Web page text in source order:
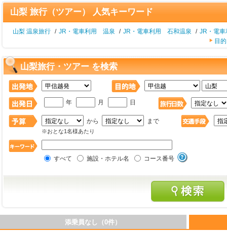
山梨 旅行（ツアー） 人気キーワード
山梨 温泉旅行 / JR・電車利用 温泉 / JR・電車利用 石和温泉 / JR・電
目
山梨旅行・ツアー を検索
年 月 日
から まで
※おとな1名様あたり
すべて 施設・ホテル名 コース番号
添乗員なし（0件）